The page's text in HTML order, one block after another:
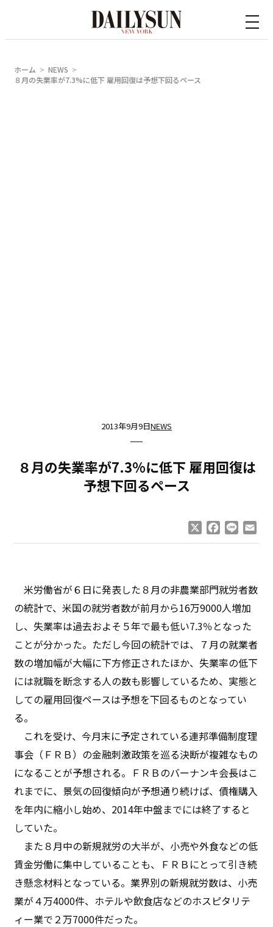
ホーム
NEWS
８月の失業率が7.3%に低下 雇用回復は予想下回るペース
2013年9月9日NEWS
８月の失業率が7.3%に低下 雇用回復は
予想下回るペース
Facebook
Line
米労働省が６日に発表した８月の非農業部門就労者数
の統計で、米国の就労者数が前月から16万9000人増加
し、失業率は過去およそ５年で最も低い7.3％となった
ことが分かった。ただし今回の統計では、７月の就業者
数の増加幅が大幅に下方修正されたほか、失業率の低下
には就職を断念する人の数も影響しているため、実態と
しての雇用回復ペースは予想を下回るものとなってい
る。
これを受け、今月末に予定されている連邦準備制度理
事会（ＦＲＢ）の金融刺激政策を巡る決断が複雑なもの
になることが予想される。ＦＲＢのバーナンキ会長はこ
れまでに、景気の回復傾向が予想通り続けば、債権購入
を年内に縮小し始め、2014年中盤までには終了すると
していた。
また８月中の新規就労の大半が、小売や外食などの低
賃金労働に集中していることも、ＦＲＢにとって引き続
き懸念材料となっている。業界別の新規就労数は、小売
業が４万4000件、ホテルや飲食店などのホスピタリテ
ィー業で２万7000件だった。